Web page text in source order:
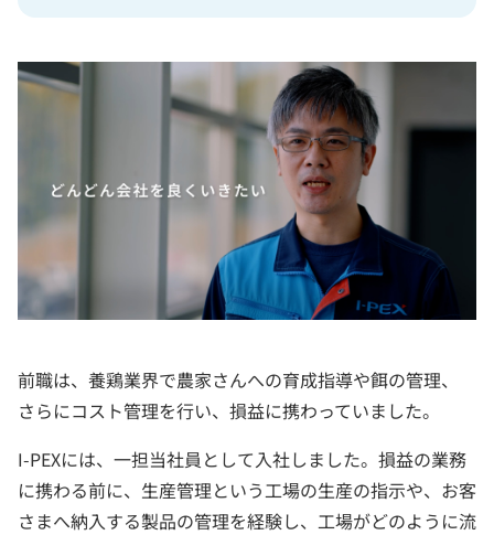
前職は、養鶏業界で農家さんへの育成指導や餌の管理、
さらにコスト管理を行い、損益に携わっていました。
I-PEXには、一担当社員として入社しました。損益の業務
に携わる前に、生産管理という工場の生産の指示や、お客
さまへ納入する製品の管理を経験し、工場がどのように流